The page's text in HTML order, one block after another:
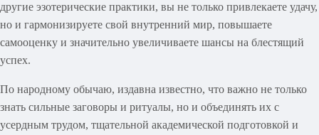
другие эзотерические практики, вы не только привлекаете удачу,
но и гармонизируете свой внутренний мир, повышаете
самооценку и значительно увеличиваете шансы на блестящий
успех.
По народному обычаю, издавна известно, что важно не только
знать сильные заговоры и ритуалы, но и объединять их с
усердным трудом, тщательной академической подготовкой и